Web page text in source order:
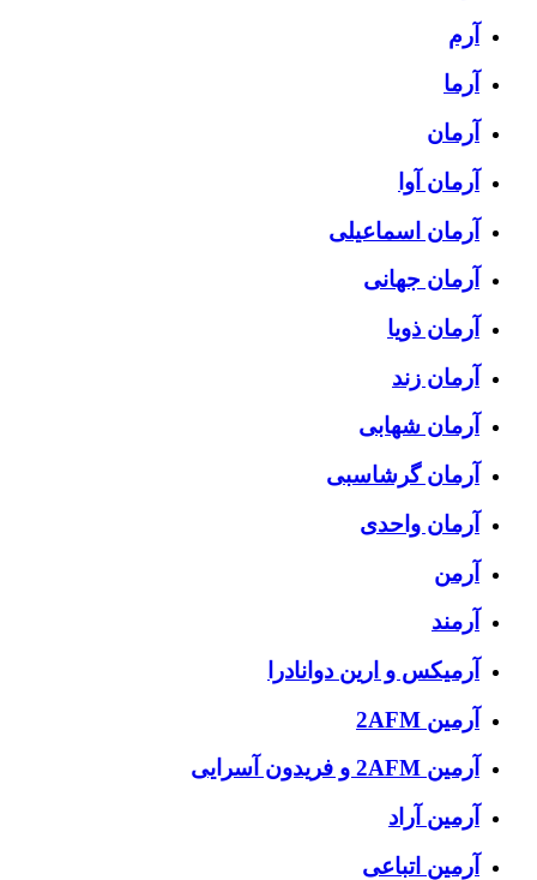
آرم
آرما
آرمان
آرمان آوا
آرمان اسماعیلی
آرمان جهانی
آرمان ذویا
آرمان زند
آرمان شهابی
آرمان گرشاسبی
آرمان واحدی
آرمن
آرمند
آرمیکس و ارین دوانادرا
آرمین 2AFM
آرمین 2AFM و فریدون آسرایی
آرمین آراد
آرمین اتباعی